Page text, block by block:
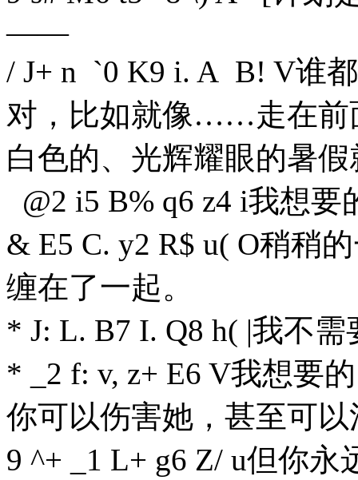
——
/ J+ n `0 K9 i. A B! V谁
对，比如就像……走在前
白色的、光辉耀眼的暑
@2 i5 B% q6 z4 i我想要
& E5 C. y2 R$ u( O稍稍
缠在了一起。
* J: L. B7 I. Q8 h( |我不需
* _2 f: v, z+ E6 V我想要
你可以伤害她，甚至可
9 ^+ _1 L+ g6 Z/ u但你永